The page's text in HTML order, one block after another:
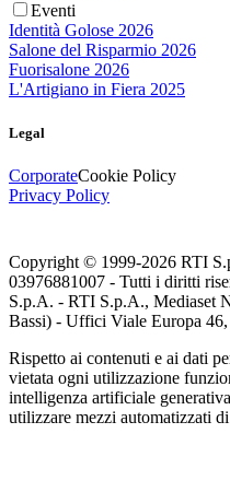
Eventi
Identità Golose 2026
Salone del Risparmio 2026
Fuorisalone 2026
L'Artigiano in Fiera 2025
Legal
CorporateCookie Policy
Privacy Policy
Copyright © 1999-2026 RTI
03976881007 - Tutti i diritti
S.p.A. - RTI S.p.A., Mediaset
Bassi) - Uffici Viale Europa
Rispetto ai contenuti e ai dati
vietata ogni utilizzazione
intelligenza artificiale
utilizzare mezzi automatizzati